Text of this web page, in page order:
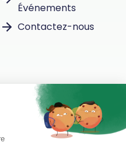
Événements
Contactez-nous